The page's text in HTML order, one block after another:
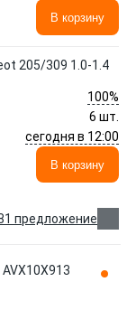
В корзину
205/309 1.0-1.4
100%
6 шт.
сегодня в 12:00
В корзину
предложение